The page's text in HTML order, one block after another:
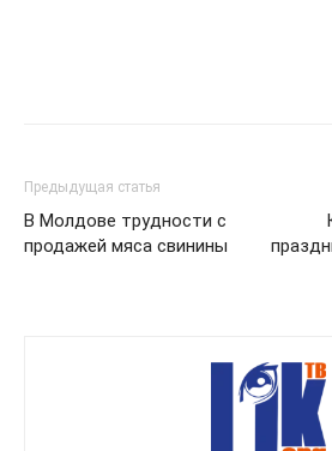
Предыдущая статья
В Молдове трудности с
продажей мяса свинины